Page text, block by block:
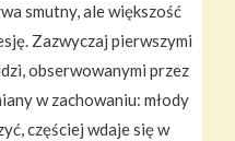
smutny, ale większość
Zazwyczaj pierwszymi
obserwowanymi przez
w zachowaniu: młody
częściej wdaje się w